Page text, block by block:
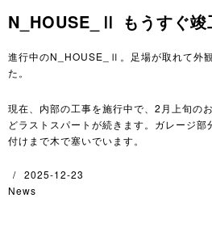
N_HOUSE_Ⅱ もうすぐ竣
進行中のN_HOUSE_Ⅱ。足場が取れて外
た。
現在、内部の工事を施行中で、2月上旬の
どラストスパートが続きます。ガレージ部
付けまで木で塞いでいます。
2025-12-23
News